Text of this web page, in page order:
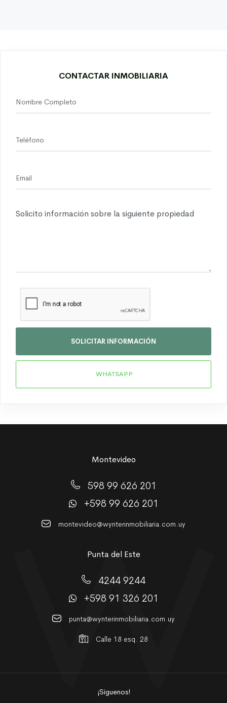
CONTACTAR INMOBILIARIA
SOLICITAR INFORMACIÓN
WHATSAPP
Montevideo
598 99 626 201
+598 99 626 201
montevideo@wynterinmobiliaria.com.uy
Punta del Este
4244 9244
+598 91 326 201
punta@wynterinmobiliaria.com.uy
Calle 18 esq. 28
¡Siguenos!